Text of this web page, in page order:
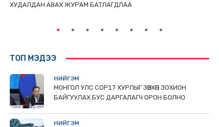
ХУДАЛДАН АВАХ ЖУРАМ БАТЛАГДЛАА
ТОП МЭДЭЭ
НИЙГЭМ
МОНГОЛ УЛС СОР17 ХУРЛЫГ ЗӨВХӨН ЗОХИОН
БАЙГУУЛАХ БУС ДАРГАЛАГЧ ОРОН БОЛНО
НИЙГЭМ